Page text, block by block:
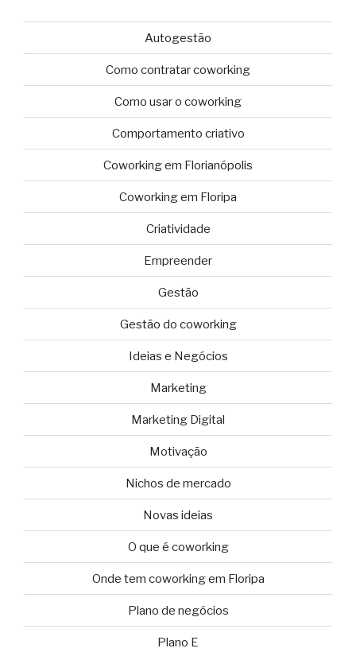
Autogestão
Como contratar coworking
Como usar o coworking
Comportamento criativo
Coworking em Florianópolis
Coworking em Floripa
Criatividade
Empreender
Gestão
Gestão do coworking
Ideias e Negócios
Marketing
Marketing Digital
Motivação
Nichos de mercado
Novas ideias
O que é coworking
Onde tem coworking em Floripa
Plano de negócios
Plano E